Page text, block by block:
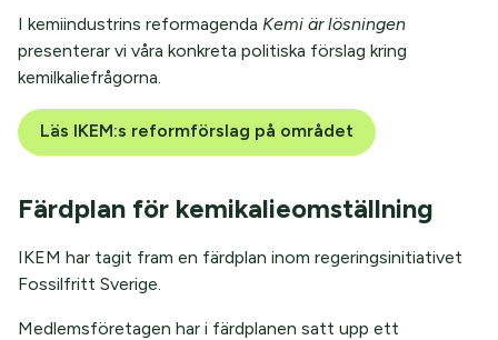
I kemiindustrins reformagenda Kemi är lösningen
presenterar vi våra konkreta politiska förslag kring
kemilkaliefrågorna.
Läs IKEM:s reformförslag på området
Färdplan för kemikalieomställning
IKEM har tagit fram en färdplan inom regeringsinitiativet
Fossilfritt Sverige.
Medlemsföretagen har i färdplanen satt upp ett